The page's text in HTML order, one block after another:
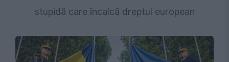
stupidă care încalcă dreptul european